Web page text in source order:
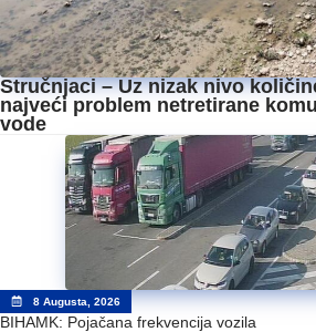
Stručnjaci – Uz nizak nivo
najveći problem netretirane
vode
8 Augusta, 2026
BIHAMK: Pojačana frekvencija vozila